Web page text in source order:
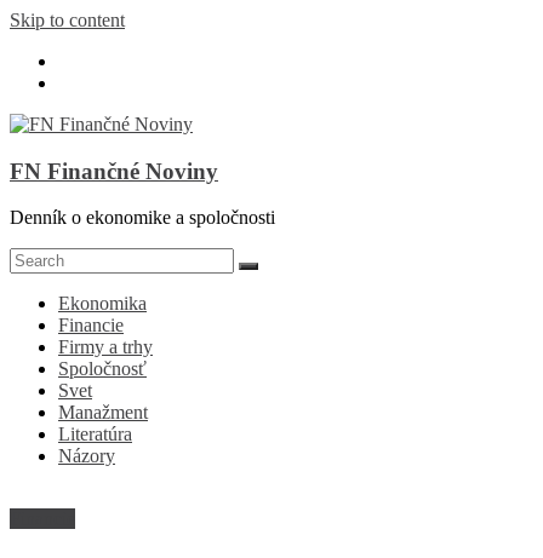
Skip to content
FN Finančné Noviny
Denník o ekonomike a spoločnosti
Ekonomika
Financie
Firmy a trhy
Spoločnosť
Svet
Manažment
Literatúra
Názory